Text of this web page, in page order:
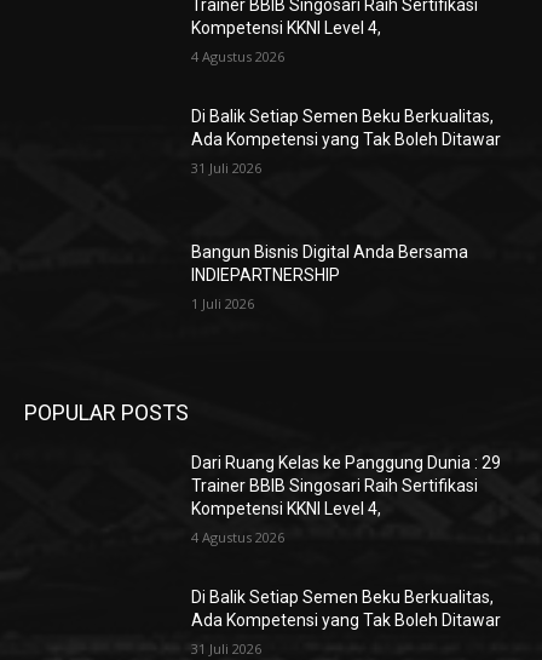
Trainer BBIB Singosari Raih Sertifikasi
Kompetensi KKNI Level 4,
4 Agustus 2026
Di Balik Setiap Semen Beku Berkualitas,
Ada Kompetensi yang Tak Boleh Ditawar
31 Juli 2026
Bangun Bisnis Digital Anda Bersama
INDIEPARTNERSHIP
1 Juli 2026
POPULAR POSTS
Dari Ruang Kelas ke Panggung Dunia : 29
Trainer BBIB Singosari Raih Sertifikasi
Kompetensi KKNI Level 4,
4 Agustus 2026
Di Balik Setiap Semen Beku Berkualitas,
Ada Kompetensi yang Tak Boleh Ditawar
31 Juli 2026